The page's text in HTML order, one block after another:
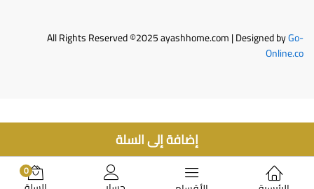
إضافة إلى السلة
All Rights Reserved ©2025 ayashhome.com | Designed byGo-
Online.co
0